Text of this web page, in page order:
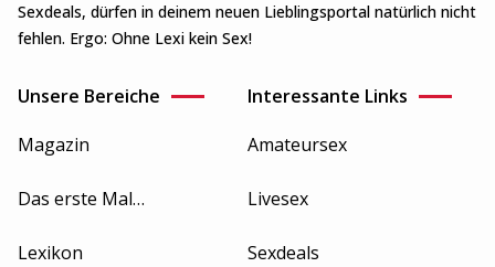
Sexdeals, dürfen in deinem neuen Lieblingsportal natürlich nicht
fehlen. Ergo: Ohne Lexi kein Sex!
Unsere Bereiche
Magazin
Das erste Mal…
Lexikon
Interessante Links
Amateursex
Livesex
Sexdeals